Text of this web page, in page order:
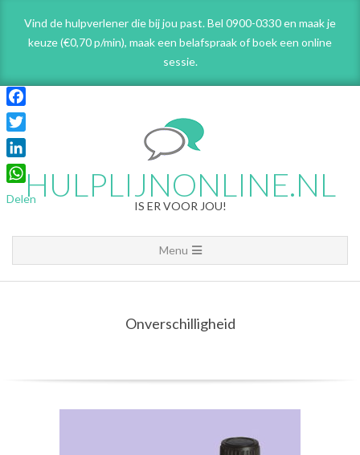
content
Vind de hulpverlener die bij jou past. Bel 0900-0330 en maak je
keuze (€0,70 p/min), maak een belafspraakof boek een online
sessie.
HULPLIJNONLINE.NL
IS ER VOOR JOU!
Navigation
Menu
Menu
Onverschilligheid
Facebook
Twitter
LinkedIn
WhatsApp
Delen